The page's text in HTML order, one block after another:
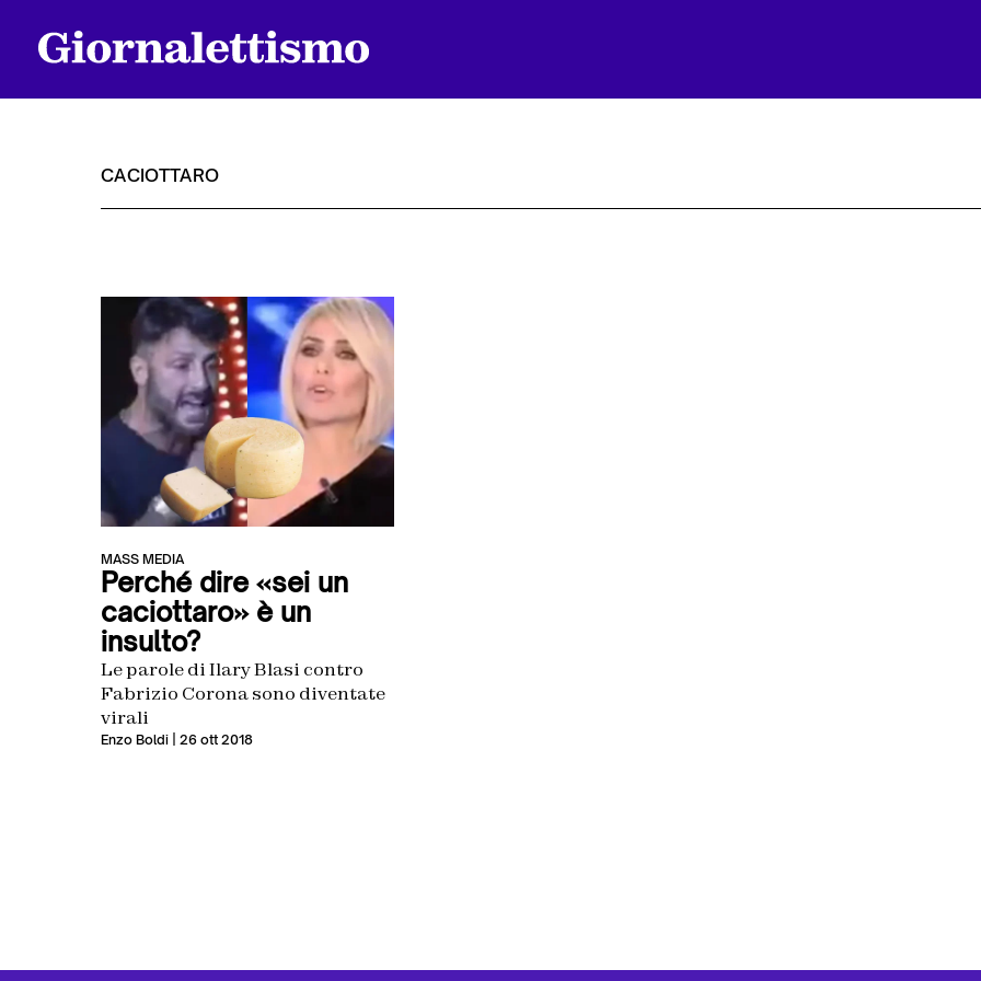
Contatti
CACIOTTARO
MASS MEDIA
Perché dire «sei un
caciottaro» è un
insulto?
Le parole di Ilary Blasi contro
Fabrizio Corona sono diventate
virali
Enzo Boldi | 26 ott 2018